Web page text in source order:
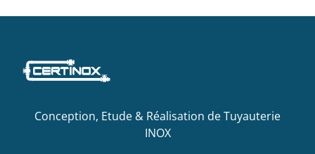
Conception, Etude & Réalisation de Tuyauterie
INOX